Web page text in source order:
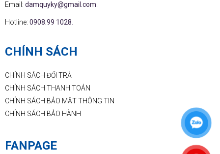
Email: damquyky@gmail.com.
Hotline: 0908.99 1028.
CHÍNH SÁCH
CHÍNH SÁCH ĐỔI TRẢ
CHÍNH SÁCH THANH TOÁN
CHÍNH SÁCH BẢO MẬT THÔNG TIN
CHÍNH SÁCH BẢO HÀNH
FANPAGE